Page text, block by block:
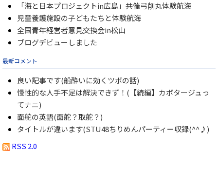
「海と日本プロジェクトin広島」共催弓削丸体験航海
児童養護施設の子どもたちと体験航海
全国青年経営者意見交換会in松山
ブログデビューしました
最新コメント
良い記事です(船酔いに効くツボの話)
慢性的な人手不足は解決できず！(【続編】カボタージュっ
てナニ)
面舵の英語(面舵？取舵？)
タイトルが違います(STU48ちりめんパーティー収録(^^♪)
RSS 2.0